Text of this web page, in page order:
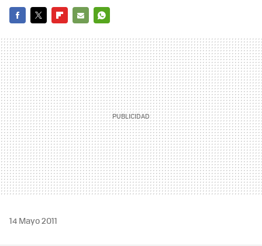
MAIL
14 Mayo 2011